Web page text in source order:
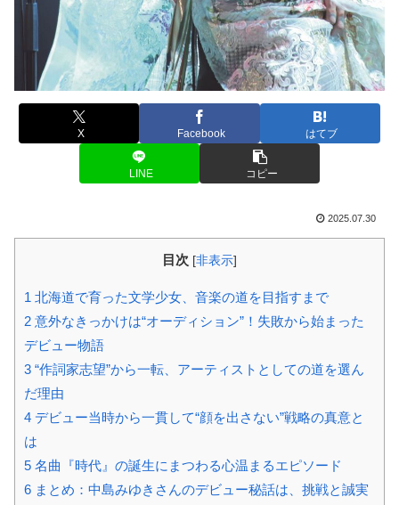
X Facebook はてブ
LINE コピー
2025.07.30
目次 [非表示]
1 北海道で育った文学少女、音楽の道を目指すまで
2 意外なきっかけは“オーディション”！失敗から始まった
デビュー物語
3 “作詞家志望”から一転、アーティストとしての道を選ん
だ理由
4 デビュー当時から一貫して“顔を出さない”戦略の真意と
は
5 名曲『時代』の誕生にまつわる心温まるエピソード
6 まとめ：中島みゆきさんのデビュー秘話は、挑戦と誠実